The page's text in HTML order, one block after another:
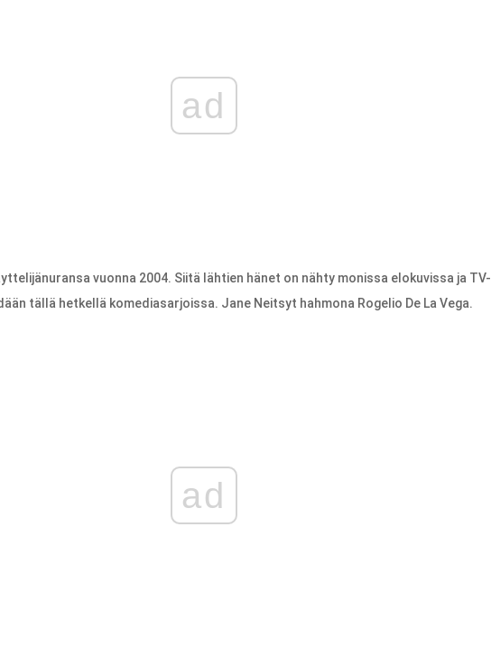
ad
vuonna 2004. Siitä lähtien hänet on nähty monissa elokuvissa ja TV-
tällä hetkellä komediasarjoissa. Jane Neitsyt hahmona Rogelio De La Vega.
ad